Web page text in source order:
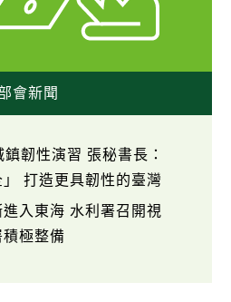
會新聞
韌性演習 張秘書長：
」 打造更具韌性的臺灣
入東海 水利署召開視
極整備